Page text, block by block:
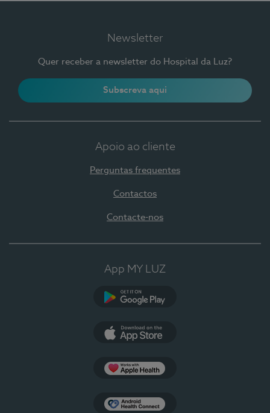
Newsletter
Quer receber a newsletter do Hospital da Luz?
Subscreva aqui
Apoio ao cliente
Perguntas frequentes
Contactos
Contacte-nos
App MY LUZ